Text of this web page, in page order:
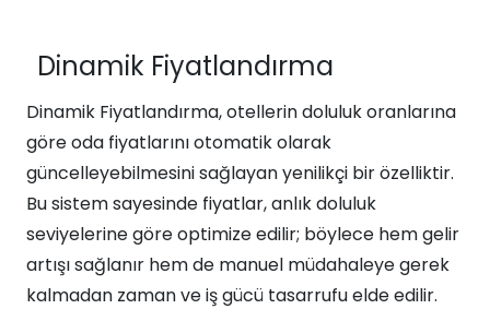
Dinamik Fiyatlandırma
Dinamik Fiyatlandırma, otellerin doluluk oranlarına
göre oda fiyatlarını otomatik olarak
güncelleyebilmesini sağlayan yenilikçi bir özelliktir.
Bu sistem sayesinde fiyatlar, anlık doluluk
seviyelerine göre optimize edilir; böylece hem gelir
artışı sağlanır hem de manuel müdahaleye gerek
kalmadan zaman ve iş gücü tasarrufu elde edilir.